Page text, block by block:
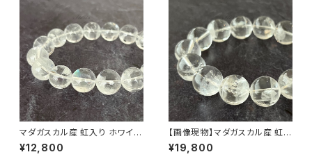
マダガスカル産 虹入り ホワイト
13mm ガーデンクォーツ ブレス
レット【画像現物】
¥12,800
【画像現物】マダガスカル産 虹入
りアイリスクォーツ 15mm ブレ
スレット【M07146】
¥19,800